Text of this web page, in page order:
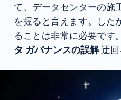
て、データセンターの施
を握ると言えます。した
ることは非常に必要です。
タ ガバナンスの誤解迂回